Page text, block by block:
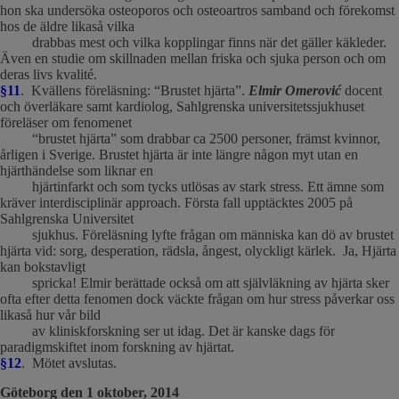
hon ska undersöka osteoporos och osteoartros samband och förekomst
hos de äldre likaså vilka
drabbas mest och vilka kopplingar finns när det gäller käkleder.
Även en studie om skillnaden mellan friska och sjuka person och om
deras livs kvalité.
§11. Kvällens föreläsning: “Brustet hjärta”. Elmir Omerovićdocent
och överläkare samt kardiolog, Sahlgrenska universitetssjukhuset
föreläser om fenomenet
“brustet hjärta” som drabbar ca 2500 personer, främst kvinnor,
årligen i Sverige. Brustet hjärta är inte längre någon myt utan en
hjärthändelse som liknar en
hjärtinfarkt och som tycks utlösas av stark stress. Ett ämne som
kräver interdisciplinär approach. Första fall upptäcktes 2005 på
Sahlgrenska Universitet
sjukhus. Föreläsning lyfte frågan om människa kan dö av brustet
hjärta vid: sorg, desperation, rädsla, ångest, olyckligt kärlek. Ja, Hjärta
kan bokstavligt
spricka! Elmir berättade också om att självläkning av hjärta sker
ofta efter detta fenomen dock väckte frågan om hur stress påverkar oss
likaså hur vår bild
av kliniskforskning ser ut idag. Det är kanske dags för
paradigmskiftet inom forskning av hjärtat.
§12. Mötet avslutas.
Göteborg den 1 oktober, 2014